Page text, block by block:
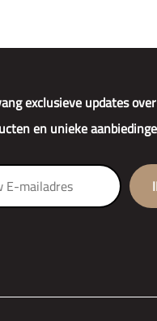
exclusieve updates
en unieke